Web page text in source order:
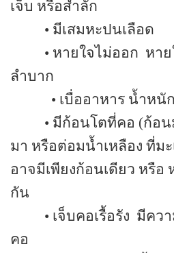
เจ็บ หรือสำลัก
• มีเสมหะปนเลือด
• หายใจไม่ออก หา
ลำบาก
• เบื่ออาหาร น้ำหนั
• มีก้อนโตที่คอ (ก้อน
มา หรือต่อมน้ำเหลือง ที่ม
อาจมีเพียงก้อนเดียว หรือ
กัน
• เจ็บคอเรื้อรัง มีคว
คอ